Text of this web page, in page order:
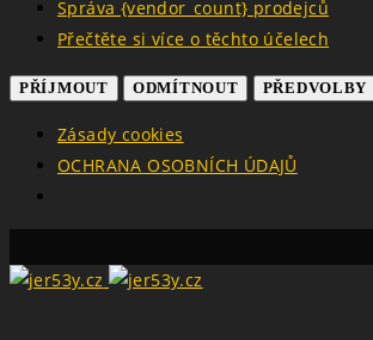
Správa {vendor_count} prodejců
Přečtěte si více o těchto účelech
PŘÍJMOUT ODMÍTNOUT PŘEDVOLBY
Zásady cookies
OCHRANA OSOBNÍCH ÚDAJŮ